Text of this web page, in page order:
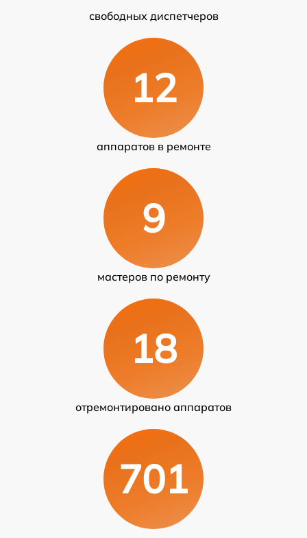
свободных диспетчеров
12
аппаратов в ремонте
9
мастеров по ремонту
18
отремонтировано аппаратов
701